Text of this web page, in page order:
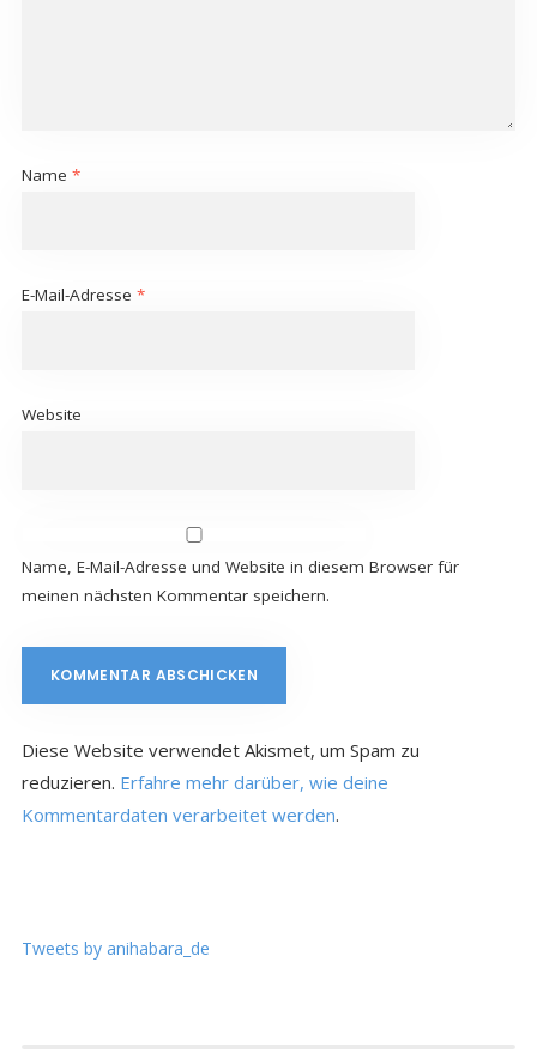
Name *
E-Mail-Adresse *
Website
Name, E-Mail-Adresse und Website in diesem Browser für
meinen nächsten Kommentar speichern.
Diese Website verwendet Akismet, um Spam zu
reduzieren. Erfahre mehr darüber, wie deine
Kommentardaten verarbeitet werden.
Tweets by anihabara_de